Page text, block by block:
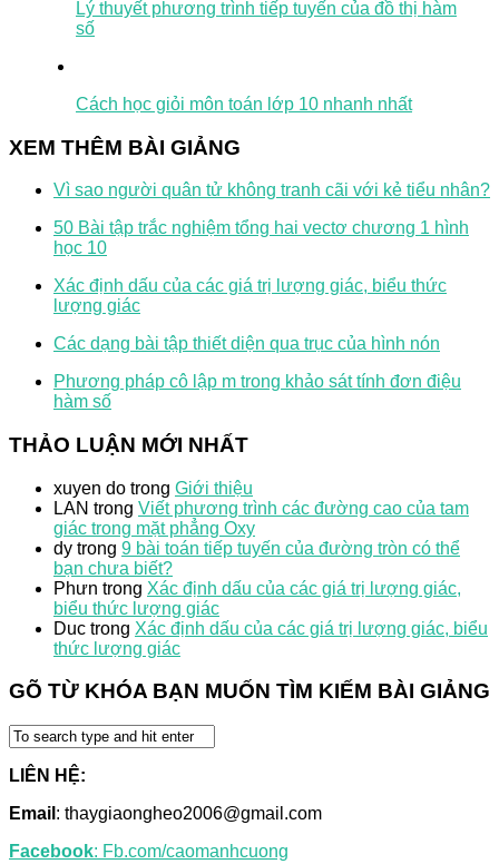
Lý thuyết phương trình tiếp tuyến của đồ thị hàm
số
Cách học giỏi môn toán lớp 10 nhanh nhất
XEM THÊM BÀI GIẢNG
Vì sao người quân tử không tranh cãi với kẻ tiểu nhân?
50 Bài tập trắc nghiệm tổng hai vectơ chương 1 hình
học 10
Xác định dấu của các giá trị lượng giác, biểu thức
lượng giác
Các dạng bài tập thiết diện qua trục của hình nón
Phương pháp cô lập m trong khảo sát tính đơn điệu
hàm số
THẢO LUẬN MỚI NHẤT
xuyen do trong Giới thiệu
LAN trong Viết phương trình các đường cao của tam
giác trong mặt phẳng Oxy
dy trong 9 bài toán tiếp tuyến của đường tròn có thể
bạn chưa biết?
Phưn trong Xác định dấu của các giá trị lượng giác,
biểu thức lượng giác
Duc trong Xác định dấu của các giá trị lượng giác, biểu
thức lượng giác
GÕ TỪ KHÓA BẠN MUỐN TÌM KIẾM BÀI GIẢNG
LIÊN HỆ:
Email : thaygiaongheo2006@gmail.com
Facebook: Fb.com/caomanhcuong